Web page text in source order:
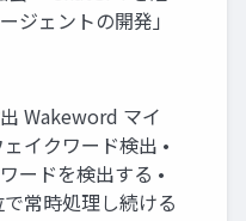
ジェントの開発」
Wakeword マイ
イクワード検出 •
ードを検出する •
常時処理し続ける